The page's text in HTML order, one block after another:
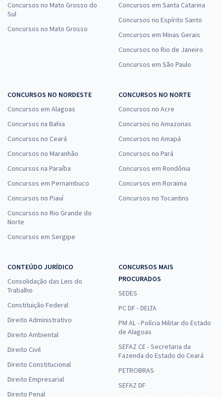
Concursos no Mato Grosso do
Sul
Concursos no Mato Grosso
Concursos em Santa Catarina
Concursos no Espírito Santo
Concursos em Minas Gerais
Concursos no Rio de Janeiro
Concursos em São Paulo
CONCURSOS NO NORDESTE
Concursos em Alagoas
Concursos na Bahia
Concursos no Ceará
Concursos no Maranhão
Concursos na Paraíba
Concursos em Pernambuco
Concursos no Piauí
Concursos no Rio Grande do
Norte
Concursos em Sergipe
CONCURSOS NO NORTE
Concursos no Acre
Concursos no Amazonas
Concursos no Amapá
Concursos no Pará
Concursos em Rondônia
Concursos em Roraima
Concursos no Tocantins
CONTEÚDO JURÍDICO
Consolidação das Leis do
Trabalho
Constituição Federal
Direito Administrativo
Direito Ambiental
Direito Civil
Direito Constitucional
Direito Empresarial
Direito Penal
CONCURSOS MAIS
PROCURADOS
SEDES
PC DF - DELTA
PM AL - Polícia Militar do Estado
de Alagoas
SEFAZ CE - Secretaria da
Fazenda do Estado do Ceará
PETROBRAS
SEFAZ DF